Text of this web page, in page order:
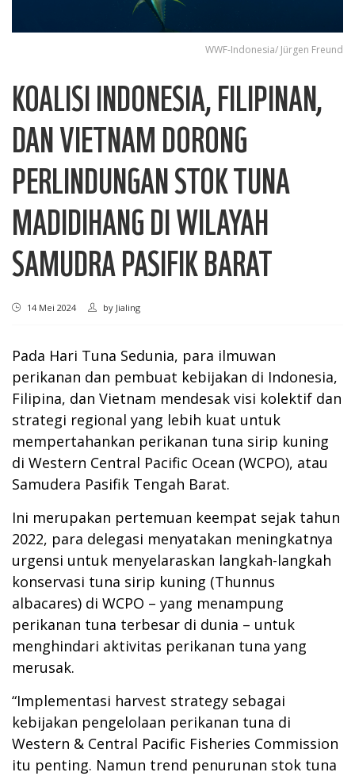
WWF-Indonesia/ Jürgen Freund
KOALISI INDONESIA, FILIPINAN,
DAN VIETNAM DORONG
PERLINDUNGAN STOK TUNA
MADIDIHANG DI WILAYAH
SAMUDRA PASIFIK BARAT
14 Mei 2024 by Jialing
Pada Hari Tuna Sedunia, para ilmuwan
perikanan dan pembuat kebijakan di Indonesia,
Filipina, dan Vietnam mendesak visi kolektif dan
strategi regional yang lebih kuat untuk
mempertahankan perikanan tuna sirip kuning
di Western Central Pacific Ocean (WCPO), atau
Samudera Pasifik Tengah Barat.
Ini merupakan pertemuan keempat sejak tahun
2022, para delegasi menyatakan meningkatnya
urgensi untuk menyelaraskan langkah-langkah
konservasi tuna sirip kuning (Thunnus
albacares) di WCPO – yang menampung
perikanan tuna terbesar di dunia – untuk
menghindari aktivitas perikanan tuna yang
merusak.
“Implementasi harvest strategy sebagai
kebijakan pengelolaan perikanan tuna di
Western & Central Pacific Fisheries Commission
itu penting. Namun trend penurunan stok tuna